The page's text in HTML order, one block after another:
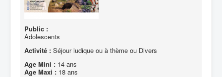
Public :
Adolescents
Activité : Séjour ludique ou à thème ou Divers
Age Mini : 14 ans
Age Maxi : 18 ans